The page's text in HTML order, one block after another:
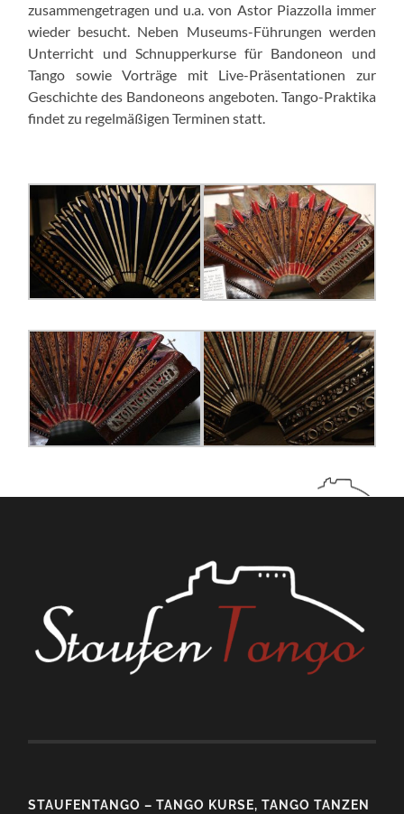
zusammengetragen und u.a. von Astor Piazzolla immer
wieder besucht. Neben Museums-Führungen werden
Unterricht und Schnupperkurse für Bandoneon und
Tango sowie Vorträge mit Live-Präsentationen zur
Geschichte des Bandoneons angeboten. Tango-Praktika
findet zu regelmäßigen Terminen statt.
STAUFENTANGO – TANGO KURSE, TANGO TANZEN